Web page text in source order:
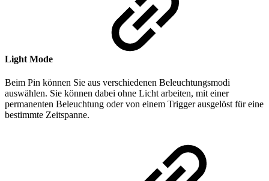
Light Mode
Beim Pin können Sie aus verschiedenen Beleuchtungsmodi
auswählen. Sie können dabei ohne Licht arbeiten, mit einer
permanenten Beleuchtung oder von einem Trigger ausgelöst für eine
bestimmte Zeitspanne.